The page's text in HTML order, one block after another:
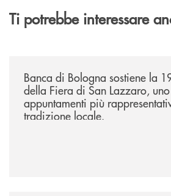
Ti potrebbe interessare
Banca di Bologna sostiene la
della Fiera di San Lazzaro,
appuntamenti più
tradizione locale.